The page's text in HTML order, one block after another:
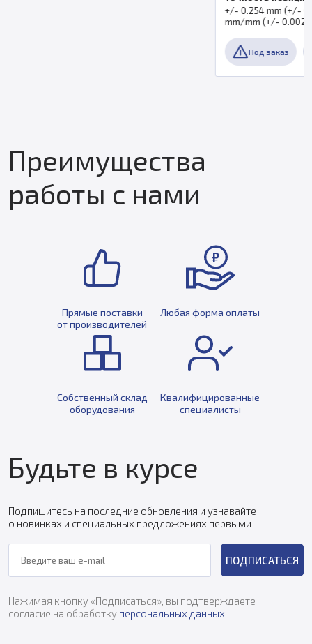
+/- 0.254 mm (+/- 0.010 in.) or +/- 0.002
Преимущества
работы с нами
Прямые поставки
от производителей
Любая форма оплаты
Собственный склад
оборудования
Квалифицированные
специалисты
Будьте в курсе
Подпишитесь на последние обновления и узнавайте
о новинках и специальных предложениях первыми
ПОДПИСАТЬСЯ
Нажимая кнопку «Подписаться», вы подтверждаете
согласие на обработку персональных данных